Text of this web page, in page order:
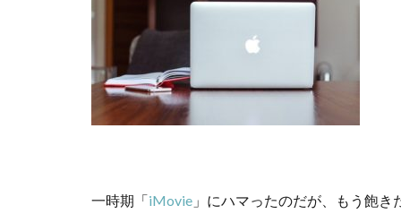
一時期「iMovie 」にハマったのだが、もう飽き